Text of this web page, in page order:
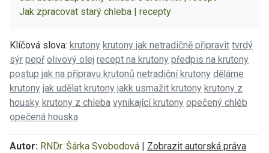
Jak zpracovat starý chleba | recepty
Klíčová slova: krutony krutony jak netradičně připravit tvrdý
sýr pepř olivový olej recept na krutony předpis na krutony
postup jak na přípravu krutonů netradiční krutony děláme
krutony jak udělat krutony jakk usmažit krutony krutony z
housky krutony z chleba vynikající krutony opečený chléb
opečená houska
Autor: RNDr. Šárka Svobodová | Zobrazit autorská práva